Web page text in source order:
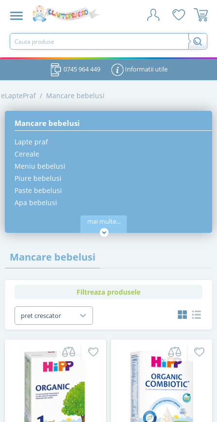
0745 964 449 Informatii utile
eLaptePraf / Mancare bebelusi
Mancare bebelusi
Lapte praf
Cereale
Meniu bebelusi
Piure bebelusi
Paste bebelusi
Apa bebelusi
mai multe...
Mancare bebelusi
Filtreaza produsele
pret crescator